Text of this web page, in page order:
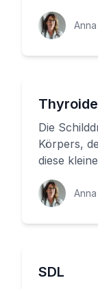
Spiegel im
Die
Körpers,
diese
unsere
SDL